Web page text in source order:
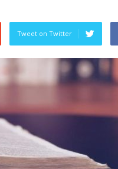
Tweet on Twitter